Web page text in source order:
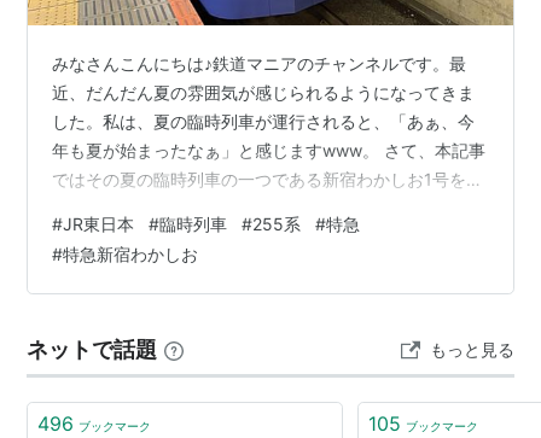
みなさんこんにちは♪鉄道マニアのチャンネルです。最
近、だんだん夏の雰囲気が感じられるようになってきま
した。私は、夏の臨時列車が運行されると、「あぁ、今
年も夏が始まったなぁ」と感じますwww。 さて、本記事
ではその夏の臨時列車の一つである新宿わかしお1号を観
観に行ったワケ ⒉255系はどんな車両？ ⒊人はどれくら
いいた？ ⒋最後に ⒈新宿わかしお1号を観に行ったワケ
(新宿わかしお1号 安房鴨川行き の表示 2026/07/18新宿
がこの新宿わかしお1号(復路として2号も運転)です。なぜ
か…
#JR東日本 #臨時列車 #255系 #特急
#特急新宿わかしお
ネットで話題 もっと見る
496 ブックマーク 105 ブックマーク